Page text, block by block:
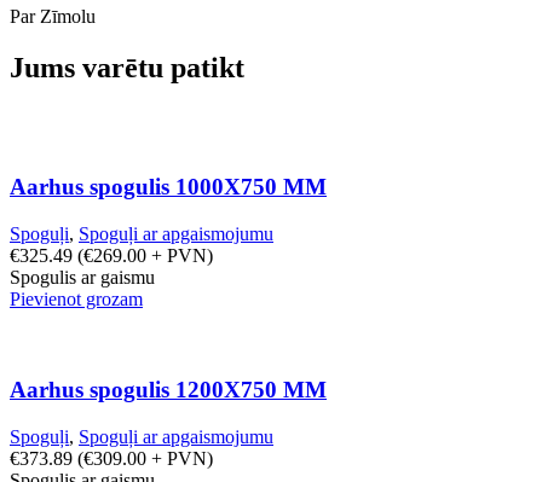
Par Zīmolu
Jums varētu patikt
Aarhus spogulis 1000X750 MM
Spoguļi, Spoguļi ar apgaismojumu
€325.49 (€269.00 + PVN)
Spogulis ar gaismu
Pievienot grozam
Aarhus spogulis 1200X750 MM
Spoguļi, Spoguļi ar apgaismojumu
€373.89 (€309.00 + PVN)